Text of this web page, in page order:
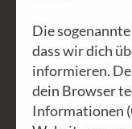
< Seite 1 von
ALLE
Die
dass wir dich
informieren.
dein Browser
Informationen